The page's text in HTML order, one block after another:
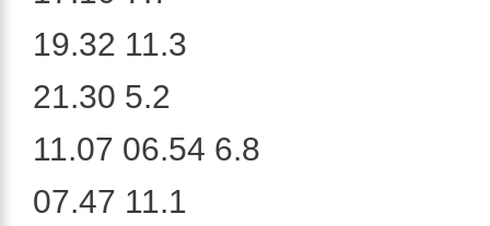
19.32 11.3
21.30 5.2
11.07 06.54 6.8
07.47 11.1